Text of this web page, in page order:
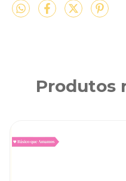
Produtos